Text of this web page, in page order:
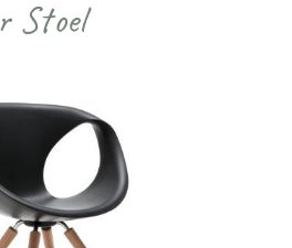
Stoel